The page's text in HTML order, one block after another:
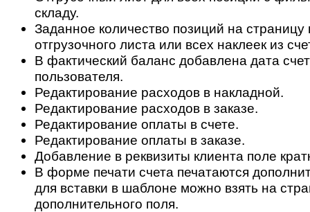
складу.
Заданное количество позиций на страницу
отгрузочного листа или всех наклеек из
В фактический баланс добавлена дата
пользователя.
Редактирование расходов в накладной.
Редактирование расходов в заказе.
Редактирование оплаты в счете.
Редактирование оплаты в заказе.
Добавление в реквизиты клиента поле
В форме печати счета печатаются
для вставки в шаблоне можно взять на
дополнительного поля.